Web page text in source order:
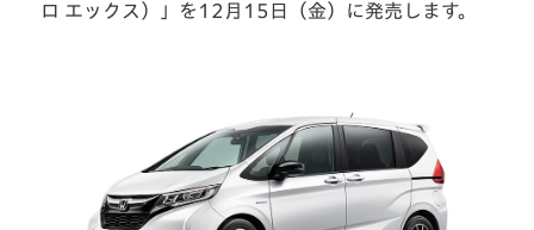
ロ エックス）」を12月15日（金）に発売します。